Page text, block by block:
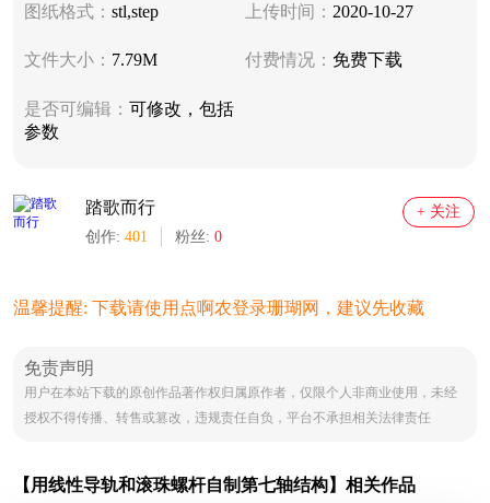
图纸格式： stl,step 上传时间： 2020-10-27
文件大小： 7.79M 付费情况： 免费下载
是否可编辑： 可修改，包括
参数
踏歌而行
创作: 401 粉丝: 0
+ 关注
温馨提醒: 下载请使用点啊农登录珊瑚网，建议先收藏
免责声明
用户在本站下载的原创作品著作权归属原作者，仅限个人非商业使用，未经
授权不得传播、转售或篡改，违规责任自负，平台不承担相关法律责任
【用线性导轨和滚珠螺杆自制第七轴结构】相关作品